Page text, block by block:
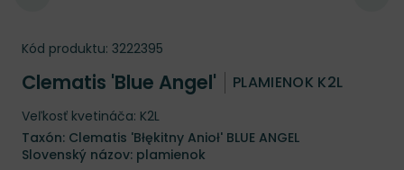
Kód produktu: 3222395
Clematis 'Blue Angel' PLAMIENOK K2L
Veľkosť kvetináča: K2L
Taxón: Clematis 'Błękitny Anioł' BLUE ANGEL
Slovenský názov: plamienok